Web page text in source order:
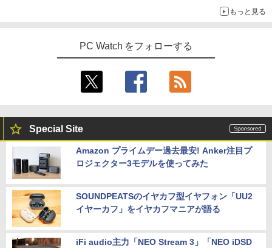
【公式店】 モニター 23.8インチ 144Hz
FHD pcモニター フリッカーレス FullHD
Sync ブラック MAXZEN MJM24IC01 M
JM24IC02-F144 マクスゼン マクスゼン
レビューCP1000
￥13,280
薬屋のひとりごと 17巻 【電子書籍】[ 日
もっと見る
PC Watch をフォローする
Special Site
Amazon プライムデー過去最安! Anker注目プ
ロジェクター3モデルを使ってみた
SOUNDPEATSのイヤカフ型イヤフォン「UU2
イヤーカフ」をイヤカフマニアが語る
iFi audio主力「NEO Stream 3」「NEO iDSD